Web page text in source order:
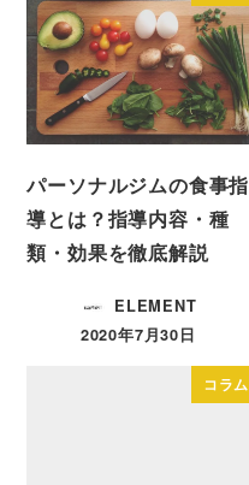
パーソナルジムの食事指
導とは？指導内容・種
類・効果を徹底解説
ELEMENT
投稿日
2020年7月30日
コラム